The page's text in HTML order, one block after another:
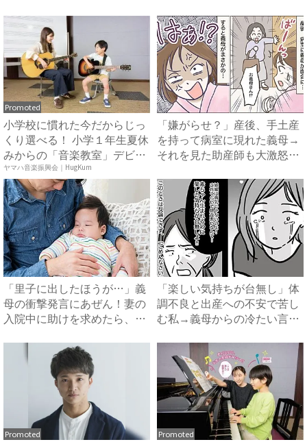
Promoted
小学校に慣れた今だからじっ
くり選べる！ 小学１年生夏休
みからの「音楽教室」デビ
ュ...
ヤマハ音楽振興会｜HugKum
「嫌がらせ？」産後、手土産
を持って病室に現れた義母→
それを見た助産師も大激怒！
「里子に出したほうが…」義
母の衝撃発言にあぜん！妻の
入院中に助けを求めたら、冷
「楽しい気持ちが台無し」体
調不良と出産への不安で苦し
む私→義母からの冷たい言葉
Promoted Promoted